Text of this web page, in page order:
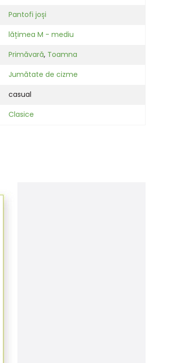
Pantofi joși
lățimea M - mediu
Primăvară, Toamna
Jumătate de cizme
casual
Clasice